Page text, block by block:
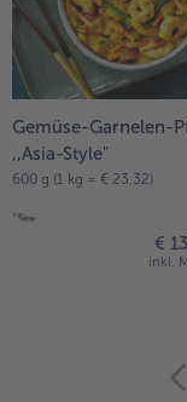
Gemüse-Garnelen-
,,Asia-Style"
600 g (1 kg = € 23,32)
€
inkl.